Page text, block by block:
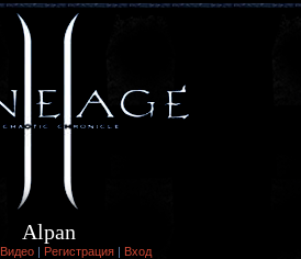
Alpan
Видео | Регистрация | Вход